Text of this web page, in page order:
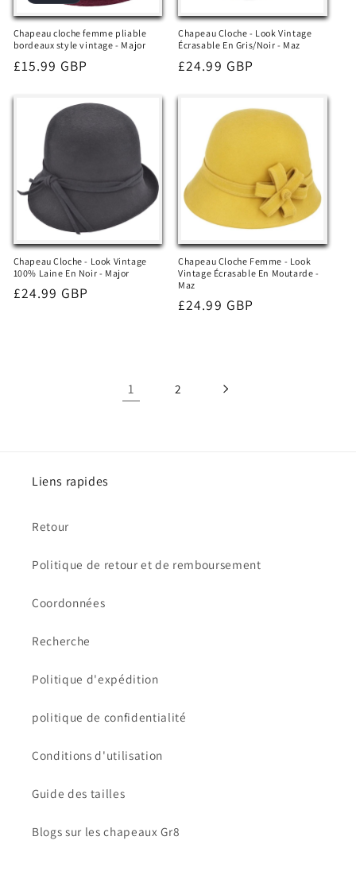
Chapeau cloche femme pliable
bordeaux style vintage - Major
Prix
£15.99 GBP
Chapeau Cloche - Look Vintage
Écrasable En Gris/Noir - Maz
Prix
£24.99 GBP
Chapeau Cloche - Look Vintage
100% Laine En Noir - Major
Prix
£24.99 GBP
Chapeau Cloche Femme - Look
Vintage Écrasable En Moutarde -
Maz
Prix
£24.99 GBP
1 2
Liens rapides
Retour
Politique de retour et de remboursement
Coordonnées
Recherche
Politique d'expédition
politique de confidentialité
Conditions d'utilisation
Guide des tailles
Blogs sur les chapeaux Gr8